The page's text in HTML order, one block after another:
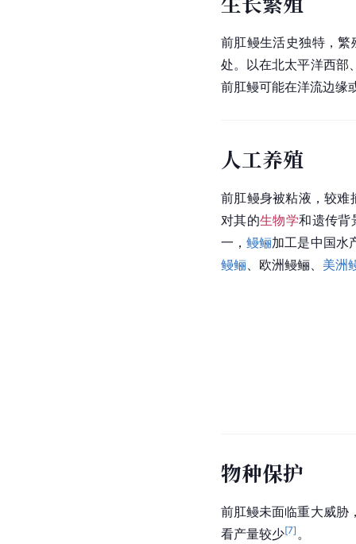
前肛鳗生活史独特，
处。以在北太平洋西部
前肛鳗可能在洋流边缘
人工养殖
前肛鳗身被粘液，较难
对其的生物学和遗传背
一，鳗鲡加工是中国水
鳗鲡
欧洲鳗鲡 美洲
物种保护
前肛鳗未面临重大威胁
看产量较少[7] 。